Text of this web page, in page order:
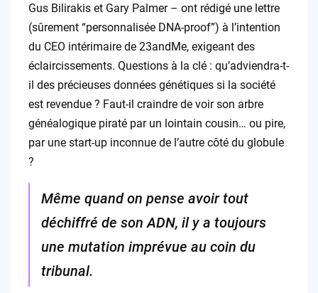
Gus Bilirakis et Gary Palmer – ont rédigé une lettre
(sûrement “personnalisée DNA-proof”) à l’intention
du CEO intérimaire de 23andMe, exigeant des
éclaircissements. Questions à la clé : qu’adviendra-t-
il des précieuses données génétiques si la société
est revendue ? Faut-il craindre de voir son arbre
généalogique piraté par un lointain cousin… ou pire,
par une start-up inconnue de l’autre côté du globule
?
Même quand on pense avoir tout
déchiffré de son ADN, il y a toujours
une mutation imprévue au coin du
tribunal.